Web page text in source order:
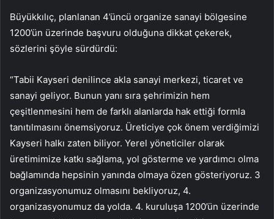
Büyükkılıç, planlanan 4’üncü organize sanayi bölgesine
1200’ün üzerinde başvuru olduğuna dikkat çekerek,
sözlerini şöyle sürdürdü:
“Tabii Kayseri denilince akla sanayi merkezi, ticaret ve
sanayi geliyor. Bunun yanı sıra şehrimizin hem
çeşitlenmesini hem de farklı alanlarda hak ettiği formla
tanıtılmasını önemsiyoruz. Üreticiye çok önem verdiğimizi
Kayseri halkı zaten biliyor. Yerel yöneticiler olarak
üretimimize katkı sağlama, yol gösterme ve yardımcı olma
bağlamında hepsinin yanında olmaya özen gösteriyoruz. 3
organizasyonumuz olmasını bekliyoruz, 4.
organizasyonumuz da yolda. 4. kuruluşa 1200’ün üzerinde